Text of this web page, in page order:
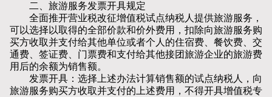
二、旅游服务发票开具规定
全面推开营业税改征增值税试点纳税人提供旅游服务，
可以选择以取得的全部价款和价外费用，扣除向旅游服务购
买方收取并支付给其他单位或者个人的住宿费、餐饮费、交
通费、签证费、门票费和支付给其他接团旅游企业的旅游费
用后的余额为销售额。
发票开具：选择上述办法计算销售额的试点纳税人，向
旅游服务购买方收取并支付的上述费用，不得开具增值税专